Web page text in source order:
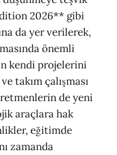
2026** gibi
da yer verilerek,
önemli
kendi projelerini
takım çalışması
de yeni
araçlara hak
eğitimde
zamanda